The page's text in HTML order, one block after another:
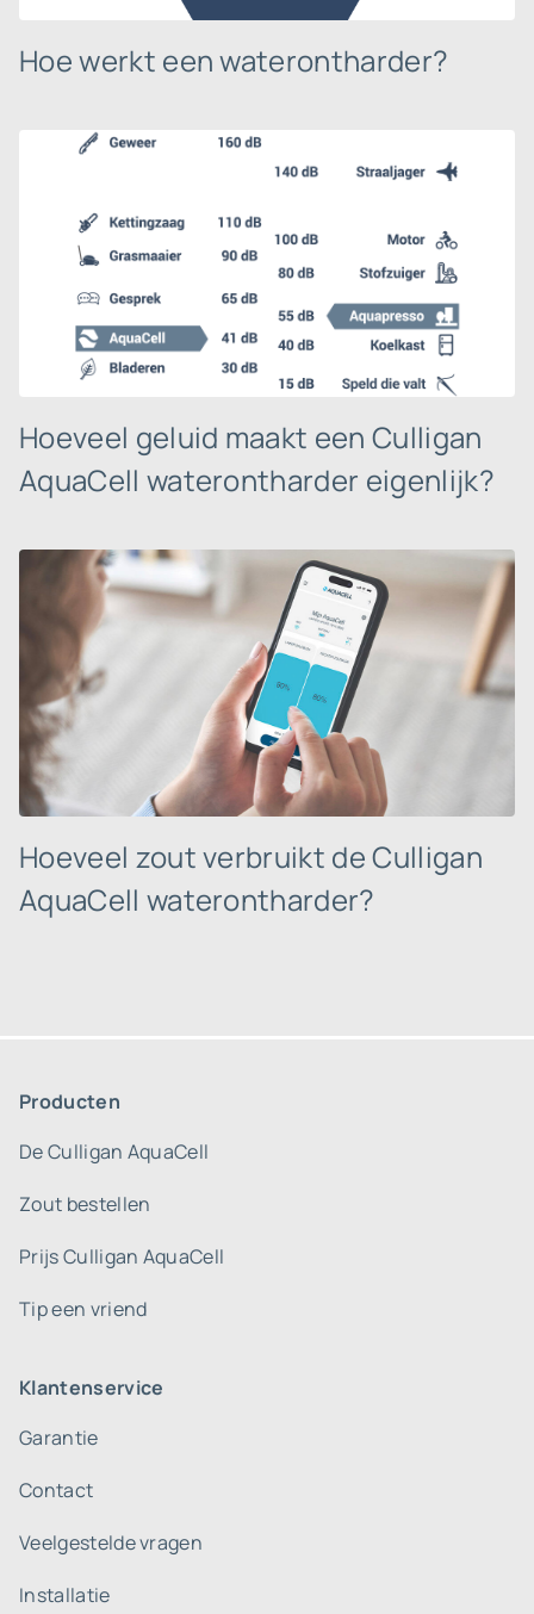
Hoe werkt een waterontharder?
Hoeveel geluid maakt een Culligan
AquaCell waterontharder eigenlijk?
Hoeveel zout verbruikt de Culligan
AquaCell waterontharder?
Producten
De Culligan AquaCell
Zout bestellen
Prijs Culligan AquaCell
Tip een vriend
Klantenservice
Garantie
Contact
Veelgestelde vragen
Installatie